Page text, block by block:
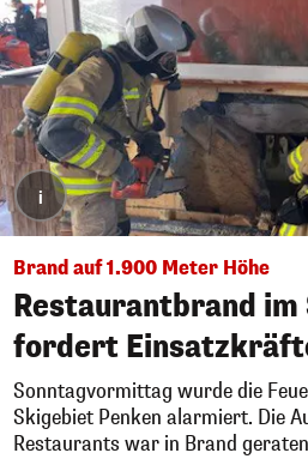
i
Brand auf 1.900 Meter Höhe
Restaurantbrand
fordert
Sonntagvormittag wurde die
Skigebiet Penken alarmiert. Die
Restaurants war in Brand